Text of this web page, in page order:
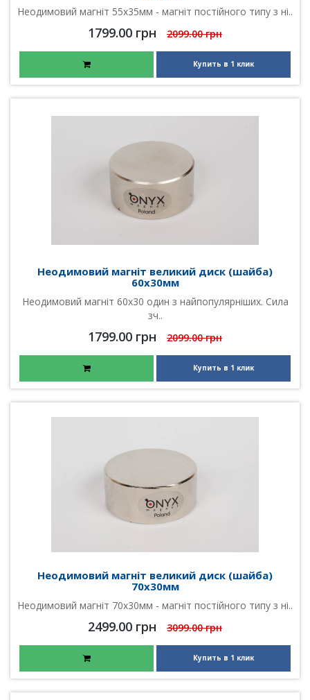
Неодимовий магніт 55х35мм - магніт постійного типу з ні..
1799.00 грн 2099.00 грн
Купить в 1 клик
Неодимовий магніт великий диск (шайба)
60х30мм
Неодимовий магніт 60х30 один з найпопулярніших. Сила
зч..
1799.00 грн 2099.00 грн
Купить в 1 клик
Неодимовий магніт великий диск (шайба)
70х30мм
Неодимовий магніт 70х30мм - магніт постійного типу з ні..
2499.00 грн 3099.00 грн
Купить в 1 клик